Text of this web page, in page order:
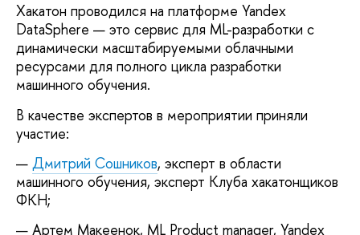
Хакатон проводился на платформе Yandex
DataSphere — это сервис для ML-разработки с
динамически масштабируемыми облачными
ресурсами для полного цикла разработки
машинного обучения.
В качестве экспертов в мероприятии приняли
участие:
— Дмитрий Сошников, эксперт в области
машинного обучения, эксперт Клуба хакатонщиков
ФКН;
— Артем Макеенок, ML Product manager, Yandex